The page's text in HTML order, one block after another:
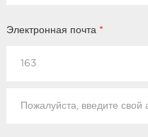
Электронная почта *